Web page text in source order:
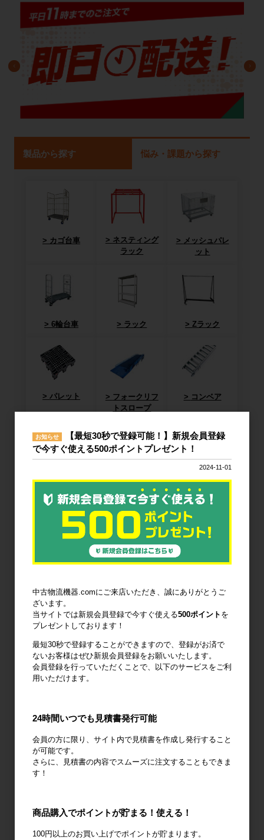
製品から探す 悩み・課題から探す
カゴ台車
ネスティング
ラック
メッシュパレ
ット
6輪台車 ラック Zラック
パレット
フォークリフ
トスロープ
コンベア
台車・手押し
リフター・ハ
ンドパレット
コンテナ・オ
リコン
作業台 梱包資材
梱包機・封函
ノーパンクタ
イヤ
作業環境改善 廃棄物減容機
品・衛生用品
お知らせ
【最短30秒で登録可能！】新規会員登録
で今すぐ使える500ポイントプレゼント！
2024-11-01
中古物流機器.comにご来店いただき、誠にありがとうご
ざいます。
当サイトでは新規会員登録で今すぐ使える500ポイント を
プレゼントしております！
最短30秒で登録することができますので、登録がお済で
ないお客様はぜひ新規会員登録をお願いいたします。
会員登録を行っていただくことで、以下のサービスをご利
用いただけます。
24時間いつでも見積書発行可能
会員の方に限り、サイト内で見積書を作成し発行すること
が可能です。
さらに、見積書の内容でスムーズに注文することもできま
す！
商品購入でポイントが貯まる！使える！
100円以上のお買い上げでポイントが貯まります。